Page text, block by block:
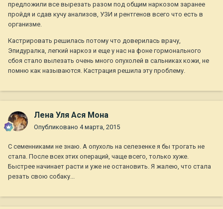
предложили все вырезать разом под общим наркозом заранее
пройдя и сдав кучу анализов, УЗИ и рентгенов всего что есть в
организме.
Кастрировать решилась потому что доверилась врачу,
Эпидуралка, легкий наркоз и еще у нас на фоне гормонального
сбоя стало вылезать очень много опухолей в сальниках кожи, не
помню как называются. Кастрация решила эту проблему.
Лена Уля Ася Мона
Опубликовано 4 марта, 2015
С семенниками не знаю. А опухоль на селезенке я бы трогать не
стала. После всех этих операций, чаще всего, только хуже.
Быстрее начинает расти и уже не остановить. Я жалею, что стала
резать свою собаку...